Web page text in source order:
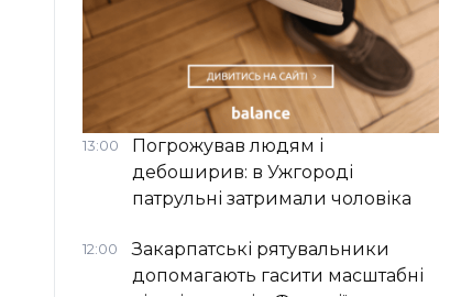
13:00
Погрожував людям і
дебоширив: в Ужгороді
патрульні затримали чоловіка
12:00
Закарпатські рятувальники
допомагають гасити масштабні